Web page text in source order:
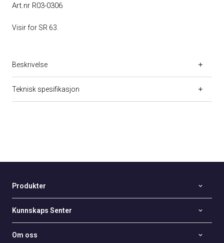
Art.nr R03-0306
Visir for SR 63.
Beskrivelse
Teknisk spesifikasjon
Produkter
Kunnskaps Senter
Om oss